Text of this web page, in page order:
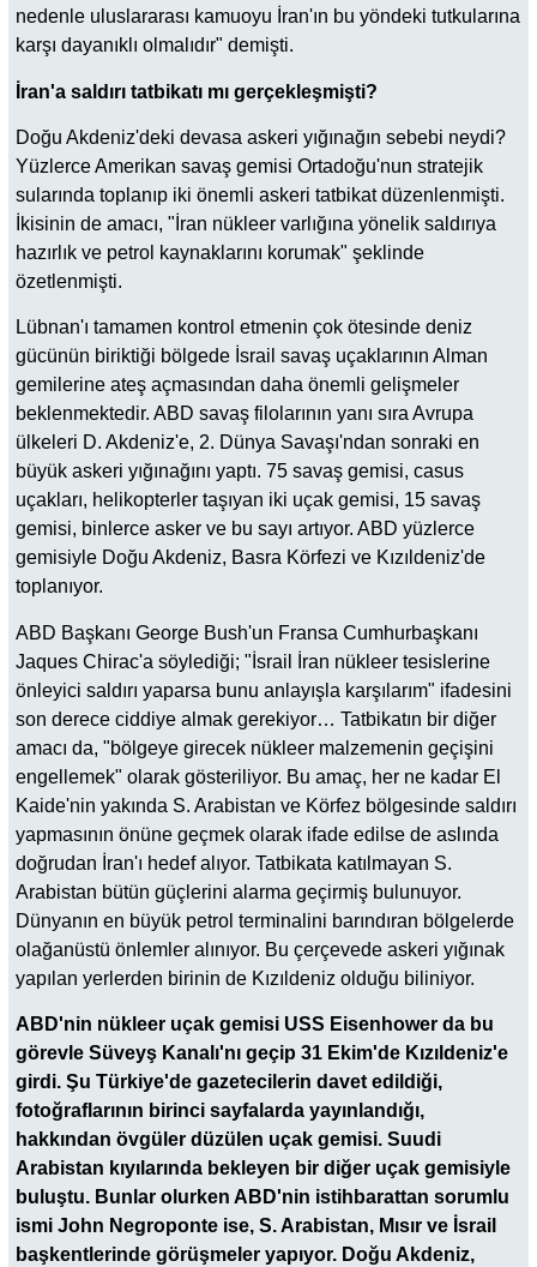
nedenle uluslararası kamuoyu İran'ın bu yöndeki tutkularına
karşı dayanıklı olmalıdır" demişti.
İran'a saldırı tatbikatı mı gerçekleşmişti?
Doğu Akdeniz'deki devasa askeri yığınağın sebebi neydi?
Yüzlerce Amerikan savaş gemisi Ortadoğu'nun stratejik
sularında toplanıp iki önemli askeri tatbikat düzenlenmişti.
İkisinin de amacı, "İran nükleer varlığına yönelik saldırıya
hazırlık ve petrol kaynaklarını korumak" şeklinde
özetlenmişti.
Lübnan'ı tamamen kontrol etmenin çok ötesinde deniz
gücünün biriktiği bölgede İsrail savaş uçaklarının Alman
gemilerine ateş açmasından daha önemli gelişmeler
beklenmektedir. ABD savaş filolarının yanı sıra Avrupa
ülkeleri D. Akdeniz'e, 2. Dünya Savaşı'ndan sonraki en
büyük askeri yığınağını yaptı. 75 savaş gemisi, casus
uçakları, helikopterler taşıyan iki uçak gemisi, 15 savaş
gemisi, binlerce asker ve bu sayı artıyor. ABD yüzlerce
gemisiyle Doğu Akdeniz, Basra Körfezi ve Kızıldeniz'de
toplanıyor.
ABD Başkanı George Bush'un Fransa Cumhurbaşkanı
Jaques Chirac'a söylediği; "İsrail İran nükleer tesislerine
önleyici saldırı yaparsa bunu anlayışla karşılarım" ifadesini
son derece ciddiye almak gerekiyor… Tatbikatın bir diğer
amacı da, "bölgeye girecek nükleer malzemenin geçişini
engellemek" olarak gösteriliyor. Bu amaç, her ne kadar El
Kaide'nin yakında S. Arabistan ve Körfez bölgesinde saldırı
yapmasının önüne geçmek olarak ifade edilse de aslında
doğrudan İran'ı hedef alıyor. Tatbikata katılmayan S.
Arabistan bütün güçlerini alarma geçirmiş bulunuyor.
Dünyanın en büyük petrol terminalini barındıran bölgelerde
olağanüstü önlemler alınıyor. Bu çerçevede askeri yığınak
yapılan yerlerden birinin de Kızıldeniz olduğu biliniyor.
ABD'nin nükleer uçak gemisi USS Eisenhower da bu
görevle Süveyş Kanalı'nı geçip 31 Ekim'de Kızıldeniz'e
girdi. Şu Türkiye'de gazetecilerin davet edildiği,
fotoğraflarının birinci sayfalarda yayınlandığı,
hakkından övgüler düzülen uçak gemisi. Suudi
Arabistan kıyılarında bekleyen bir diğer uçak gemisiyle
buluştu. Bunlar olurken ABD'nin istihbarattan sorumlu
ismi John Negroponte ise, S. Arabistan, Mısır ve İsrail
başkentlerinde görüşmeler yapıyor. Doğu Akdeniz,